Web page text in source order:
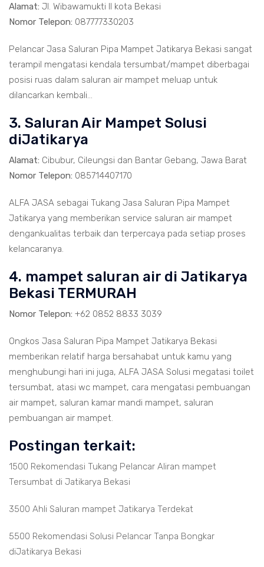
Alamat: Jl. Wibawamukti II kota Bekasi
Nomor Telepon: 087777330203
Pelancar Jasa Saluran Pipa Mampet Jatikarya Bekasi sangat
terampil mengatasi kendala tersumbat/mampet diberbagai
posisi ruas dalam saluran air mampet meluap untuk
dilancarkan kembali...
3. Saluran Air Mampet Solusi
diJatikarya
Alamat: Cibubur, Cileungsi dan Bantar Gebang, Jawa Barat
Nomor Telepon: 085714407170
ALFA JASA sebagai Tukang Jasa Saluran Pipa Mampet
Jatikarya yang memberikan service saluran air mampet
dengankualitas terbaik dan terpercaya pada setiap proses
kelancaranya.
4. mampet saluran air di Jatikarya
Bekasi TERMURAH
Nomor Telepon: +62 0852 8833 3039
Ongkos Jasa Saluran Pipa Mampet Jatikarya Bekasi
memberikan relatif harga bersahabat untuk kamu yang
menghubungi hari ini juga, ALFA JASA Solusi megatasi toilet
tersumbat, atasi wc mampet, cara mengatasi pembuangan
air mampet, saluran kamar mandi mampet, saluran
pembuangan air mampet.
Postingan terkait:
1500 Rekomendasi Tukang Pelancar Aliran mampet
Tersumbat di Jatikarya Bekasi
3500 Ahli Saluran mampet Jatikarya Terdekat
5500 Rekomendasi Solusi Pelancar Tanpa Bongkar
diJatikarya Bekasi